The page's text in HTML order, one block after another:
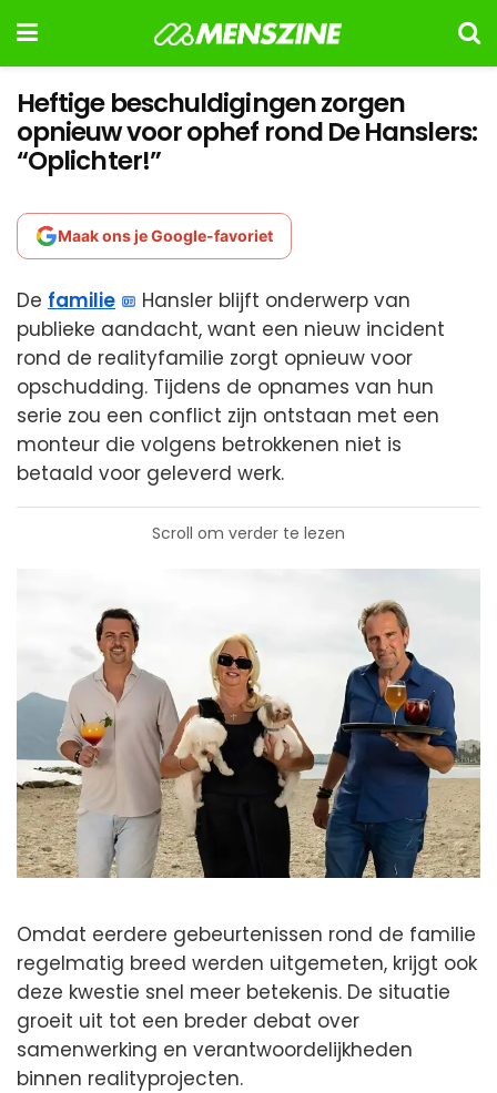
Heftige beschuldigingen zorgen
opnieuw voor ophef rond De Hanslers:
“Oplichter!”
Maak ons je Google-favoriet
De familie
Hansler blijft onderwerp van
publieke aandacht, want een nieuw incident
rond de realityfamilie zorgt opnieuw voor
opschudding. Tijdens de opnames van hun
serie zou een conflict zijn ontstaan met een
monteur die volgens betrokkenen niet is
betaald voor geleverd werk.
Scroll om verder te lezen
Omdat eerdere gebeurtenissen rond de familie
regelmatig breed werden uitgemeten, krijgt ook
deze kwestie snel meer betekenis. De situatie
groeit uit tot een breder debat over
samenwerking en verantwoordelijkheden
binnen realityprojecten.